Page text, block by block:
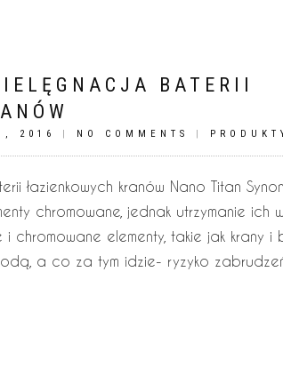
BATERII
2016 | NO COMMENTS |
łazienkowych kranów Nano Titan
chromowane, jednak utrzymanie ich
chromowane elementy, takie jak krany i
a co za tym idzie- ryzyko